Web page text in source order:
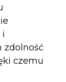
i
zdolność
czemu